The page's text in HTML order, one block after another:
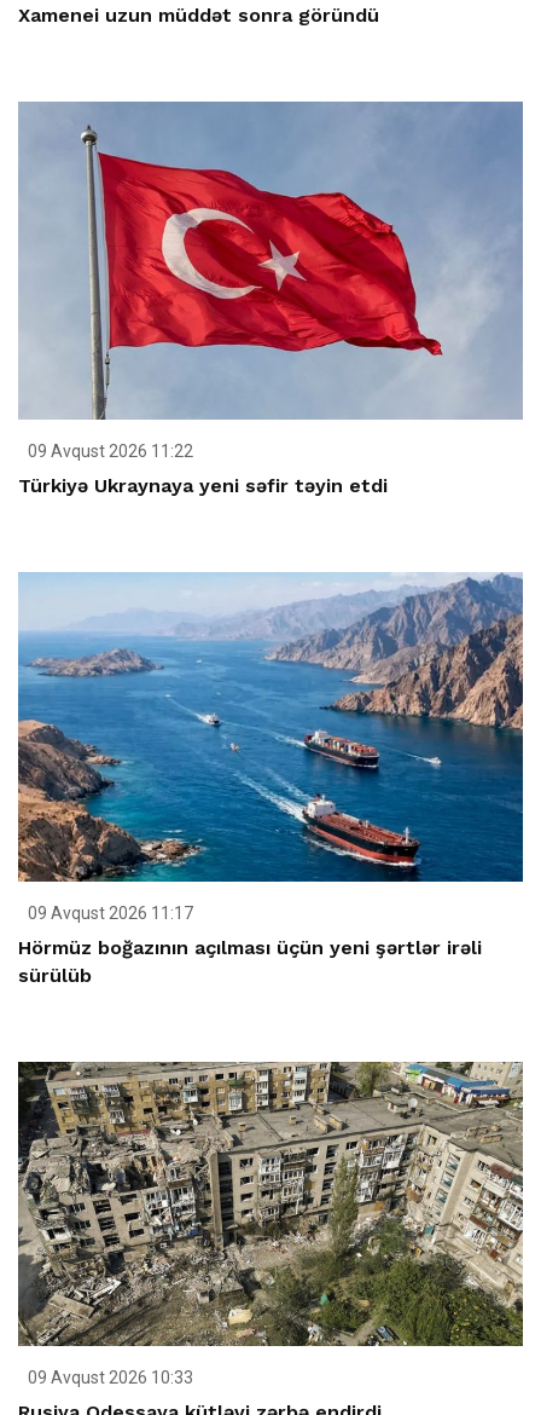
Xamenei uzun müddət sonra göründü
09 Avqust 2026 11:22
Türkiyə Ukraynaya yeni səfir təyin etdi
09 Avqust 2026 11:17
Hörmüz boğazının açılması üçün yeni şərtlər irəli
sürülüb
09 Avqust 2026 10:33